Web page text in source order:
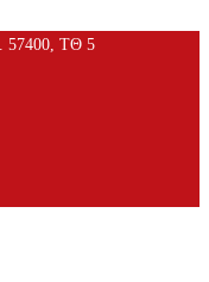
57400, ΤΘ 5